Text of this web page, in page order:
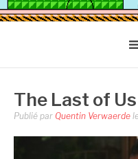
The Last of
Publié par Quentin Verwaerde